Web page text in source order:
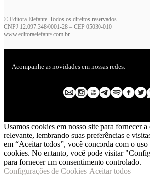
© Editora Elefante. Todos os direitos reservados.
CNPJ 12.097.348/0001-28 – CEP 05030-010
www.editoraelefante.com.br
Acompanhe as novidades em nossas redes:
Usamos cookies em nosso site para fornecer a
relevante, lembrando suas preferências e
em “Aceitar todos”, você concorda com o
cookies. No entanto, você pode visitar
para fornecer um consentimento controlado.
Configurações de Cookies Aceitar todos